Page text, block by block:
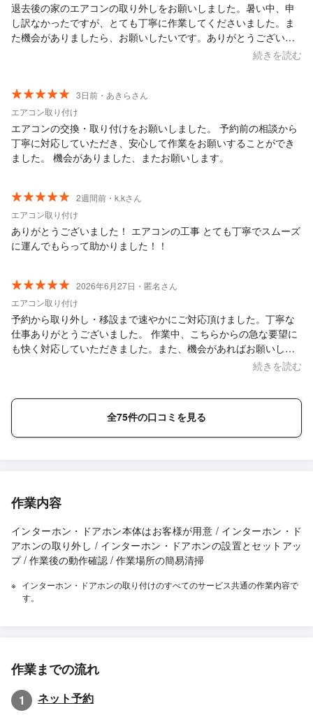
退去後の家のエアコンの取り外しをお願いしました。暑い中、申
し訳なかったですが、とても丁寧に作業してくださいました。ま
た機会がありましたら、お願いしたいです。ありがとうございま
続きを読む
3日前・あきらさん
エアコン取り付け
エアコンの交換・取り付けをお願いしました。 予約前の相談から
丁寧に対応していただき、安心して作業をお願いすることができ
ました。 機会がありました、またお願いします。
2週間前・k.kさん
エアコン取り付け
ありがとうございました！ エアコンの工事 とても丁寧でスムーズ
に運んでもらって助かりました！！
2026年6月27日・匿名さん
エアコン取り付け
予約から取り外し・移設まで速やかにご対応頂けました。丁寧な
仕事ありがとうございました。 作業中、こちらからの急な要望に
も快く対応していただきました。また、機会があればお願いした
続きを読む
全75件の口コミを見る
作業内容
インターホン・ドアホン本体はお客様が用意 / インターホン・ド
アホンの取り外し / インターホン・ドアホンの設置とセットアッ
プ / 作業後の動作確認 / 作業場所の簡易清掃
インターホン・ドアホンの取り付けのすべてのサービス共通の作業内容で
す。
作業までの流れ
1 ネット予約